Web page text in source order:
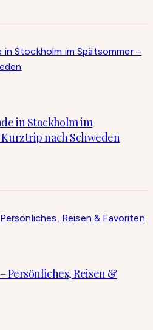
in Stockholm im
nach Schweden
Persönliches, Reisen &